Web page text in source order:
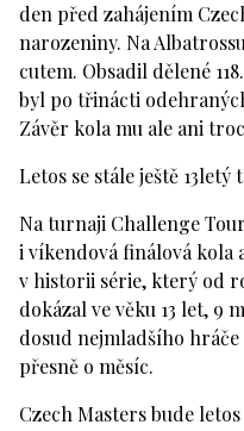
den před zahájením
narozeniny. Na
cutem. Obsadil dělené
byl po třinácti
Závěr kola mu ale ani
Letos se stále ještě
Na turnaji Challenge
i víkendová finálová kola
v historii série, který od
dokázal ve věku 13 let, 9
dosud nejmladšího
přesně o měsíc.
Czech Masters bude